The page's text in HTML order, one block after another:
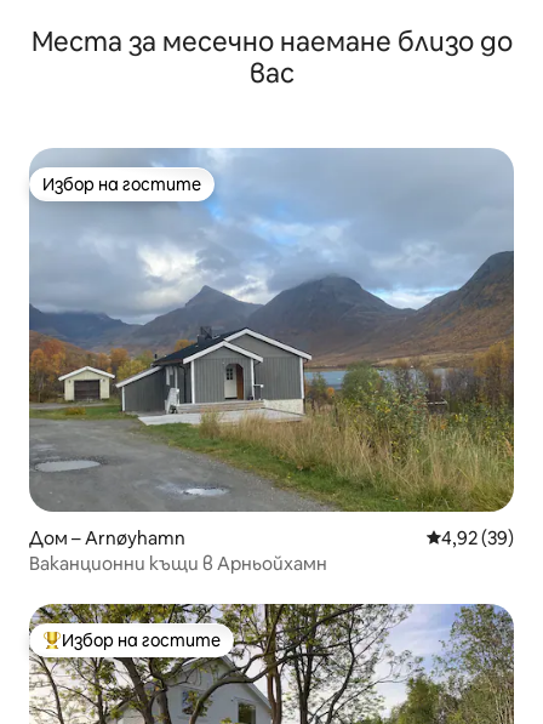
Места за месечно наемане близо до
вас
Избор на гостите
Избор на гостите
Дом – Arnøyhamn Средна
4,92 (39)
Ваканционни къщи в Арньойхамн
Най-популярен избор на гостите
Избор на гостите